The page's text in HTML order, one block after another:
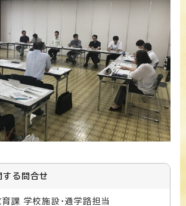
する 問合せ
課 学校施設・通学路担当